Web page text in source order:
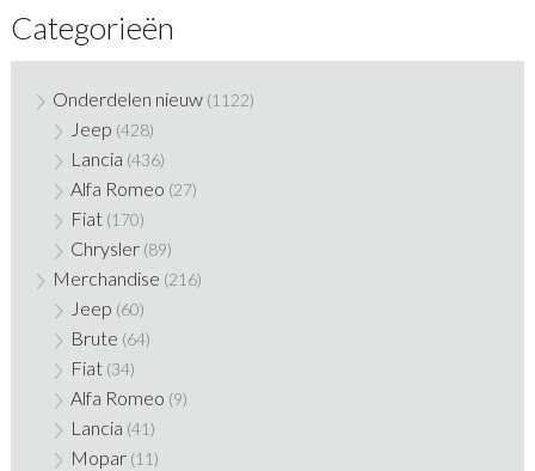
Categorieën
Onderdelen nieuw (1122)
Jeep (428)
Lancia (436)
Alfa Romeo (27)
Fiat (170)
Chrysler (89)
Merchandise (216)
Jeep (60)
Brute (64)
Fiat (34)
Alfa Romeo (9)
Lancia (41)
Mopar (11)